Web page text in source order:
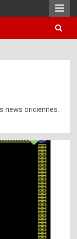
news oriciennes.